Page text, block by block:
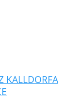
KALLDORFA